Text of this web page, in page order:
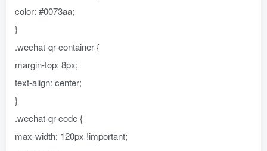
color: #0073aa;
}
.wechat-qr-container {
margin-top: 8px;
text-align: center;
}
.wechat-qr-code {
max-width: 120px !important;